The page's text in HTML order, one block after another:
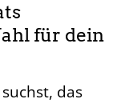
für dein
das